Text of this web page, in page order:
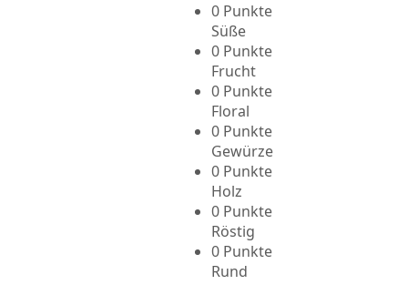
0 Punkte
Süße
0 Punkte
Frucht
0 Punkte
Floral
0 Punkte
Gewürze
0 Punkte
Holz
0 Punkte
Röstig
0 Punkte
Rund